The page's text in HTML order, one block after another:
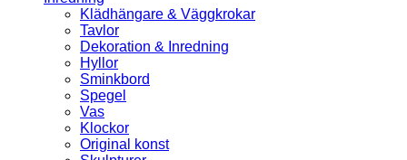
Klädhängare & Väggkrokar
Tavlor
Dekoration & Inredning
Hyllor
Sminkbord
Spegel
Vas
Klockor
Original konst